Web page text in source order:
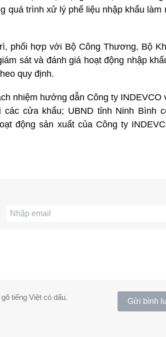
quá trình xử lý phế liệu nhập khẩu làm
phối hợp với Bộ Công Thương, Bộ
sát và đánh giá hoạt động nhập
quy định.
nhiệm hướng dẫn Công ty INDEVCO
cửa khẩu; UBND tỉnh Ninh Bình
động sản xuất của Công ty
tiếng Việt có dấu. Gửi bình